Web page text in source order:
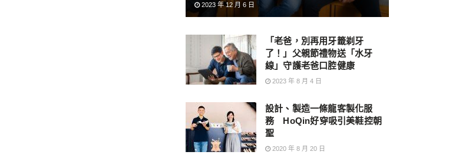
2023 年 12 月 6 日
「老爸，別再用牙籤剃牙
了！」父親節禮物送「水牙
線」守護老爸口腔健康
2023 年 8 月 4 日
設計、製造一條龍客製化服
務 HoQin好穿吸引美鞋控朝
聖
2020 年 8 月 20 日